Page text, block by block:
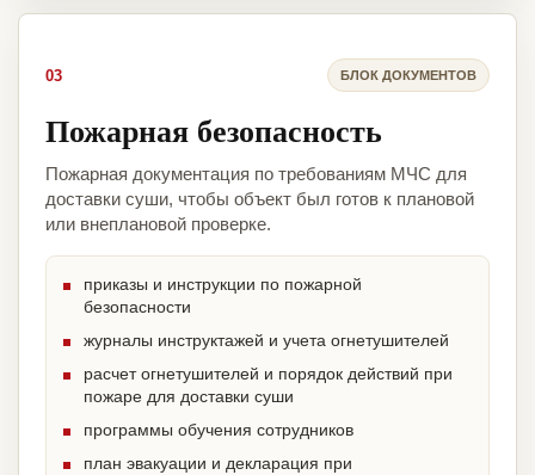
03 БЛОК ДОКУМЕНТОВ
Пожарная безопасность
Пожарная документация по требованиям МЧС для
доставки суши, чтобы объект был готов к плановой
или внеплановой проверке.
приказы и инструкции по пожарной
безопасности
журналы инструктажей и учета огнетушителей
расчет огнетушителей и порядок действий при
пожаре для доставки суши
программы обучения сотрудников
план эвакуации и декларация при